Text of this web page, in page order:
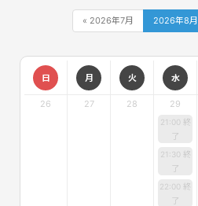
« 2026年7月 2026年8月
日 月 火 水
26 27 28 29
21:00 終
了
21:30 終
了
22:00 終
了